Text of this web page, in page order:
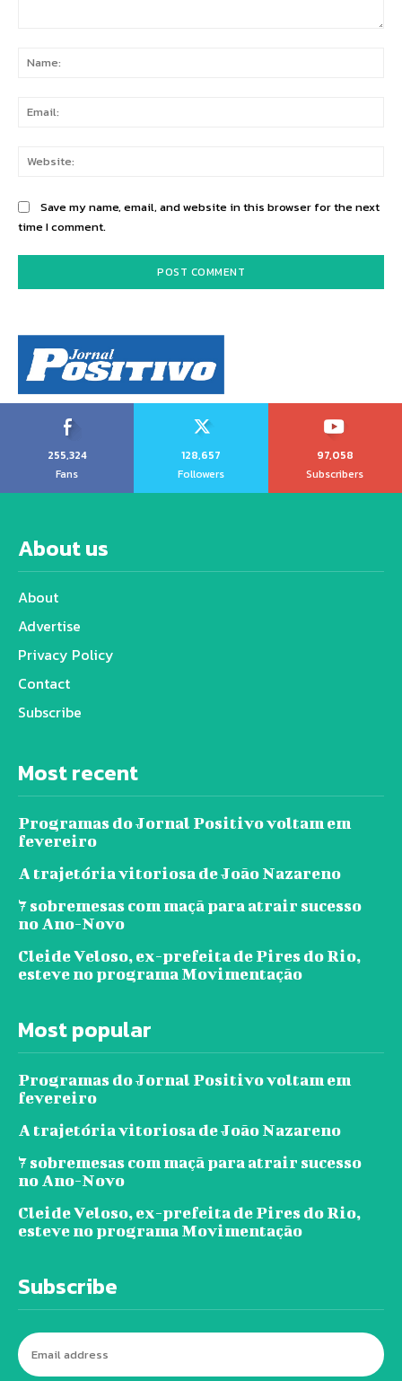
Save my name, email, and website in this browser for the next
time I comment.
255,324
Fans
128,657
Followers
97,058
Subscribers
About us
About
Advertise
Privacy Policy
Contact
Subscribe
Most recent
Programas do Jornal Positivo voltam em
fevereiro
A trajetória vitoriosa de João Nazareno
7 sobremesas com maçã para atrair sucesso
no Ano-Novo
Cleide Veloso, ex-prefeita de Pires do Rio,
esteve no programa Movimentação
Most popular
Programas do Jornal Positivo voltam em
fevereiro
A trajetória vitoriosa de João Nazareno
7 sobremesas com maçã para atrair sucesso
no Ano-Novo
Cleide Veloso, ex-prefeita de Pires do Rio,
esteve no programa Movimentação
Subscribe